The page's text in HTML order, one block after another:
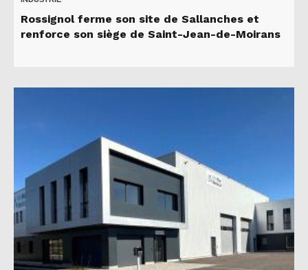
Rossignol ferme son site de Sallanches et
renforce son siège de Saint-Jean-de-Moirans